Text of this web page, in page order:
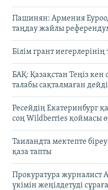
Пашинян: Армения
таңдау жайлы
Білім грант
БАҚ: Қазақстан Теңіз
талабы сақталмаған дейді
Ресейдің Екатеринбург
соң Wildberries қоймасы
Таиландта мектепте
қаза тапты
Прокуратура журналист
үкімін жеңілдетуді